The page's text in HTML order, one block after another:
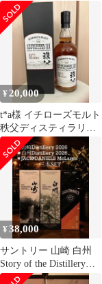
¥20,000
t*a様 イチローズモルト
秩父ディスティラリー
II ヒント オブ シェリー
¥38,000
サントリー 山崎 白州
Story of the Distillery
2026